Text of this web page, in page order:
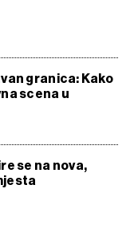
granica: Kako
scena u
se na nova,